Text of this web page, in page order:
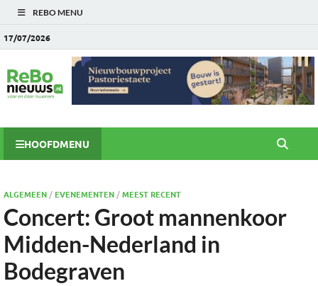
REBO MENU
17/07/2026
HOOFDMENU
ALGEMEEN/ EVENEMENTEN/MEEST RECENT
Concert: Groot mannenkoor
Midden-Nederland in
Bodegraven